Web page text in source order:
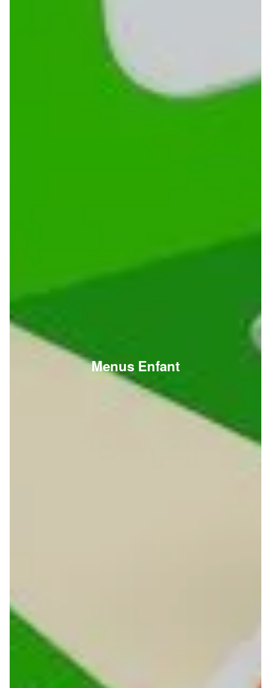
Menus Enfant